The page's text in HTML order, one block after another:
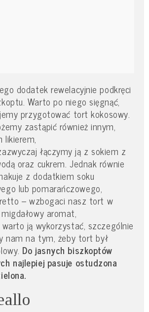
dodatek rewelacyjnie podkręci
Warto po niego sięgnąć,
przygotować tort kokosowy.
zastąpić również innym,
likierem,
łączymy ją z sokiem z
oraz cukrem. Jednak równie
z dodatkiem soku
lub pomarańczowego,
– wzbogaci nasz tort w
aromat,
ją wykorzystać, szczególnie
nam na tym, żeby tort był
Do jasnych biszkoptów
najlepiej pasuje ostudzona